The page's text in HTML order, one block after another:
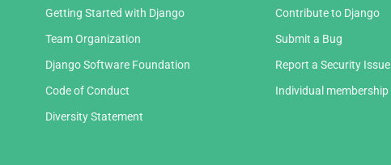
Getting Started with Django
Team Organization
Django Software Foundation
Code of Conduct
Diversity Statement
Contribute to Django
Submit a Bug
Report a Security Issue
Individual membership